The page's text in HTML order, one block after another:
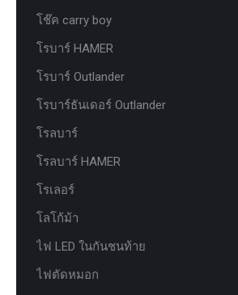
โช๊ค carry boy
โรบาร์ HAMER
โรบาร์ Outlander
โรบาร์ธันเดอร์ Outlander
โรลบาร์
โรลบาร์ HAMER
โรเลอร์
โลโก้ม้า
ไฟ LED ในกันชนท้าย
ไฟตัดหมอก